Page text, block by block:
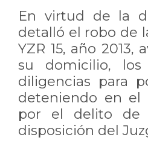
En virtud de la
detalló el robo de
YZR 15, año 2013,
su domicilio, los
diligencias para
deteniendo en el
por el delito de
disposición del